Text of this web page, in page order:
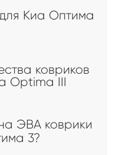
Киа Оптима
ковриков
Optima III
ЭВА коврики
3?